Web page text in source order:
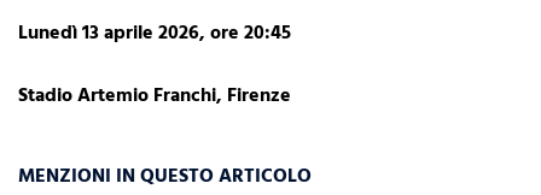
Lunedì 13 aprile 2026, ore 20:45
Stadio Artemio Franchi, Firenze
MENZIONI IN QUESTO ARTICOLO